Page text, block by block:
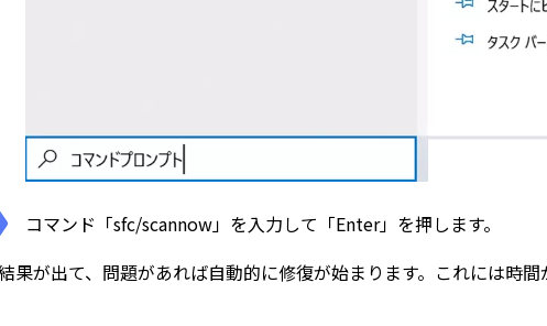
コマンド「sfc/scannow」を入力して「Enter」を押します。
果が出て、問題があれば自動的に修復が始まります。これには時